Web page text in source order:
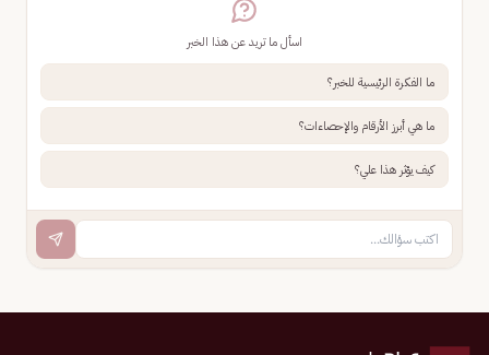
اسأل ما تريد عن هذا الخبر
ما الفكرة الرئيسية للخبر؟
ما هي أبرز الأرقام والإحصاءات؟
كيف يؤثر هذا علي؟